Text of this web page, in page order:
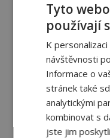
Kulový
Tyto
používají
K
návštěvnosti
Informace o
stránek také
analytickými
kombinovat s
jste jim